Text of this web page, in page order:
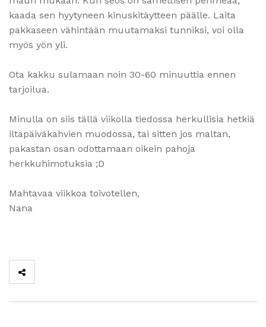
kaada sen hyytyneen kinuskitäytteen päälle. Laita
pakkaseen vähintään muutamaksi tunniksi, voi olla
myös yön yli.
Ota kakku sulamaan noin 30-60 minuuttia ennen
tarjoilua.
Minulla on siis tällä viikolla tiedossa herkullisia hetkiä
iltapäiväkahvien muodossa, tai sitten jos maltan,
pakastan osan odottamaan oikein pahoja
herkkuhimotuksia ;D
Mahtavaa viikkoa toivotellen,
Nana